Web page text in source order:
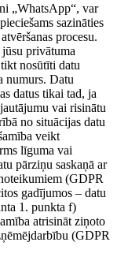
„WhatsApp“, var
sazināties
procesu.
privātuma
nosūtīti datu
numurs. Datu
datus tikai tad, ja
vai risinātu
no situācijas datu
veikt
līguma vai
pārziņu saskaņā ar
(GDPR
gadījumos – datu
1. punkta f)
atrisināt ziņoto
(GDPR